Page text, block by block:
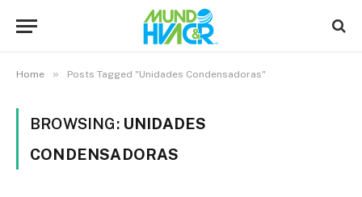
Home » Posts Tagged "Unidades Condensadoras"
BROWSING: UNIDADES
CONDENSADORAS